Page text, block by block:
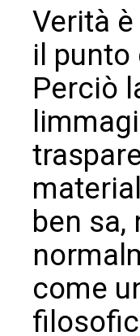
Verità
il punto
Perciò
ben
come